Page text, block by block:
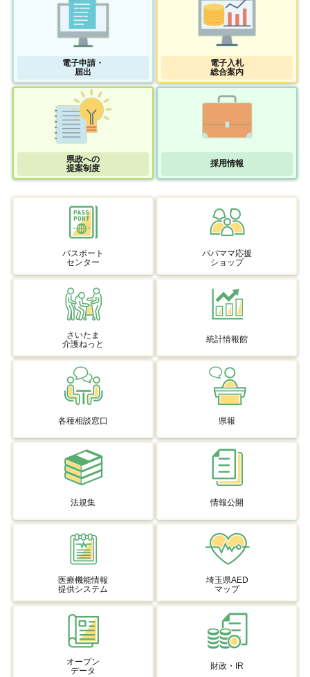
電子申請・
届出
電子入札
総合案内
県政への
提案制度
採用情報
パスポート
センター
パパママ応援
ショップ
さいたま
介護ねっと
統計情報館
各種相談窓口 県報
法規集 情報公開
医療機能情報
提供システム
埼玉県AED
マップ
オープン
データ
財政・IR